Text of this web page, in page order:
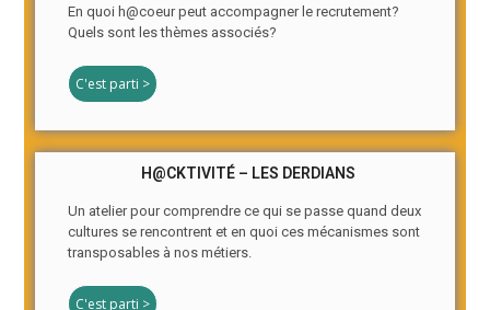
En quoi h@coeur peut accompagner le recrutement?
Quels sont les thèmes associés?
C'est parti >
H@CKTIVITÉ – LES DERDIANS
Un atelier pour comprendre ce qui se passe quand deux
cultures se rencontrent et en quoi ces mécanismes sont
transposables à nos métiers.
C'est parti >